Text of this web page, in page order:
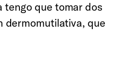
tengo que tomar dos
dermomutilativa, que